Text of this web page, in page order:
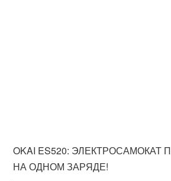
OKAI ES520: ЭЛЕКТРОСАМОКАТ
НА ОДНОМ ЗАРЯДЕ!